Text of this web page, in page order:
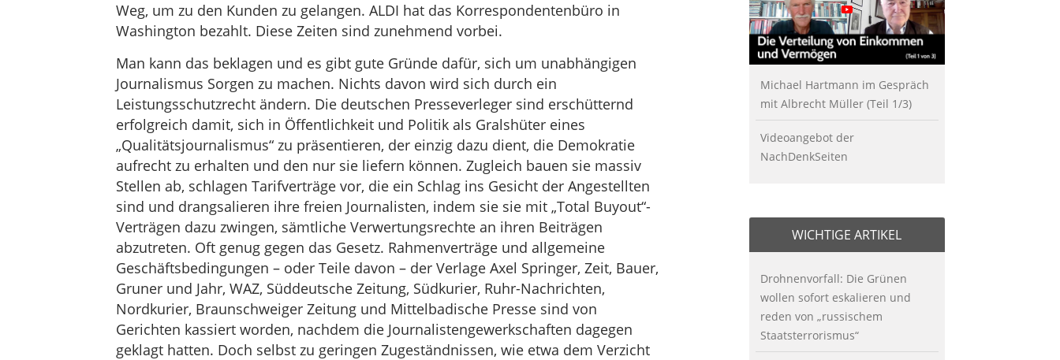
Weg, um zu den Kunden zu gelangen. ALDI hat das Korrespondentenbüro in
Washington bezahlt. Diese Zeiten sind zunehmend vorbei.
Man kann das beklagen und es gibt gute Gründe dafür, sich um unabhängigen
Journalismus Sorgen zu machen. Nichts davon wird sich durch ein
Leistungsschutzrecht ändern. Die deutschen Presseverleger sind erschütternd
erfolgreich damit, sich in Öffentlichkeit und Politik als Gralshüter eines
„Qualitätsjournalismus“ zu präsentieren, der einzig dazu dient, die Demokratie
aufrecht zu erhalten und den nur sie liefern können. Zugleich bauen sie massiv
Stellen ab, schlagen Tarifverträge vor, die ein Schlag ins Gesicht der Angestellten
sind und drangsalieren ihre freien Journalisten, indem sie sie mit „Total Buyout“-
Verträgen dazu zwingen, sämtliche Verwertungsrechte an ihren Beiträgen
abzutreten. Oft genug gegen das Gesetz. Rahmenverträge und allgemeine
Geschäftsbedingungen – oder Teile davon – der Verlage Axel Springer, Zeit, Bauer,
Gruner und Jahr, WAZ, Süddeutsche Zeitung, Südkurier, Ruhr-Nachrichten,
Nordkurier, Braunschweiger Zeitung und Mittelbadische Presse sind von
Gerichten kassiert worden, nachdem die Journalistengewerkschaften dagegen
geklagt hatten. Doch selbst zu geringen Zugeständnissen, wie etwa dem Verzicht
Michael Hartmann im Gespräch
mit Albrecht Müller (Teil 1/3)
Videoangebot der
NachDenkSeiten
WICHTIGE ARTIKEL
Drohnenvorfall: Die Grünen
wollen sofort eskalieren und
reden von „russischem
Staatsterrorismus“